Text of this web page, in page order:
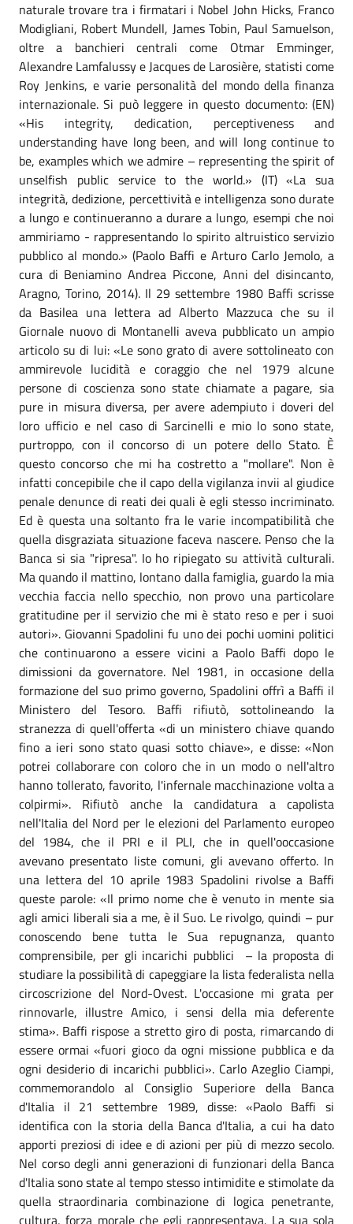
naturale trovare tra i firmatari i Nobel John Hicks, Franco
Modigliani, Robert Mundell, James Tobin, Paul Samuelson,
oltre a banchieri centrali come Otmar Emminger,
Alexandre Lamfalussy e Jacques de Larosière, statisti come
Roy Jenkins, e varie personalità del mondo della finanza
internazionale. Si può leggere in questo documento: (EN)
«His integrity, dedication, perceptiveness and
understanding have long been, and will long continue to
be, examples which we admire – representing the spirit of
unselfish public service to the world.» (IT) «La sua
integrità, dedizione, percettività e intelligenza sono durate
a lungo e continueranno a durare a lungo, esempi che noi
ammiriamo - rappresentando lo spirito altruistico servizio
pubblico al mondo.» (Paolo Baffi e Arturo Carlo Jemolo, a
cura di Beniamino Andrea Piccone, Anni del disincanto,
Aragno, Torino, 2014). Il 29 settembre 1980 Baffi scrisse
da Basilea una lettera ad Alberto Mazzuca che su il
Giornale nuovo di Montanelli aveva pubblicato un ampio
articolo su di lui: «Le sono grato di avere sottolineato con
ammirevole lucidità e coraggio che nel 1979 alcune
persone di coscienza sono state chiamate a pagare, sia
pure in misura diversa, per avere adempiuto i doveri del
loro ufficio e nel caso di Sarcinelli e mio lo sono state,
purtroppo, con il concorso di un potere dello Stato. È
questo concorso che mi ha costretto a "mollare". Non è
infatti concepibile che il capo della vigilanza invii al giudice
penale denunce di reati dei quali è egli stesso incriminato.
Ed è questa una soltanto fra le varie incompatibilità che
quella disgraziata situazione faceva nascere. Penso che la
Banca si sia "ripresa". Io ho ripiegato su attività culturali.
Ma quando il mattino, lontano dalla famiglia, guardo la mia
vecchia faccia nello specchio, non provo una particolare
gratitudine per il servizio che mi è stato reso e per i suoi
autori». Giovanni Spadolini fu uno dei pochi uomini politici
che continuarono a essere vicini a Paolo Baffi dopo le
dimissioni da governatore. Nel 1981, in occasione della
formazione del suo primo governo, Spadolini offrì a Baffi il
Ministero del Tesoro. Baffi rifiutò, sottolineando la
stranezza di quell'offerta «di un ministero chiave quando
fino a ieri sono stato quasi sotto chiave», e disse: «Non
potrei collaborare con coloro che in un modo o nell'altro
hanno tollerato, favorito, l'infernale macchinazione volta a
colpirmi». Rifiutò anche la candidatura a capolista
nell'Italia del Nord per le elezioni del Parlamento europeo
del 1984, che il PRI e il PLI, che in quell'ooccasione
avevano presentato liste comuni, gli avevano offerto. In
una lettera del 10 aprile 1983 Spadolini rivolse a Baffi
queste parole: «Il primo nome che è venuto in mente sia
agli amici liberali sia a me, è il Suo. Le rivolgo, quindi – pur
conoscendo bene tutta le Sua repugnanza, quanto
comprensibile, per gli incarichi pubblici – la proposta di
studiare la possibilità di capeggiare la lista federalista nella
circoscrizione del Nord-Ovest. L'occasione mi grata per
rinnovarle, illustre Amico, i sensi della mia deferente
stima». Baffi rispose a stretto giro di posta, rimarcando di
essere ormai «fuori gioco da ogni missione pubblica e da
ogni desiderio di incarichi pubblici». Carlo Azeglio Ciampi,
commemorandolo al Consiglio Superiore della Banca
d'Italia il 21 settembre 1989, disse: «Paolo Baffi si
identifica con la storia della Banca d'Italia, a cui ha dato
apporti preziosi di idee e di azioni per più di mezzo secolo.
Nel corso degli anni generazioni di funzionari della Banca
d'Italia sono state al tempo stesso intimidite e stimolate da
quella straordinaria combinazione di logica penetrante,
cultura, forza morale che egli rappresentava. La sua sola